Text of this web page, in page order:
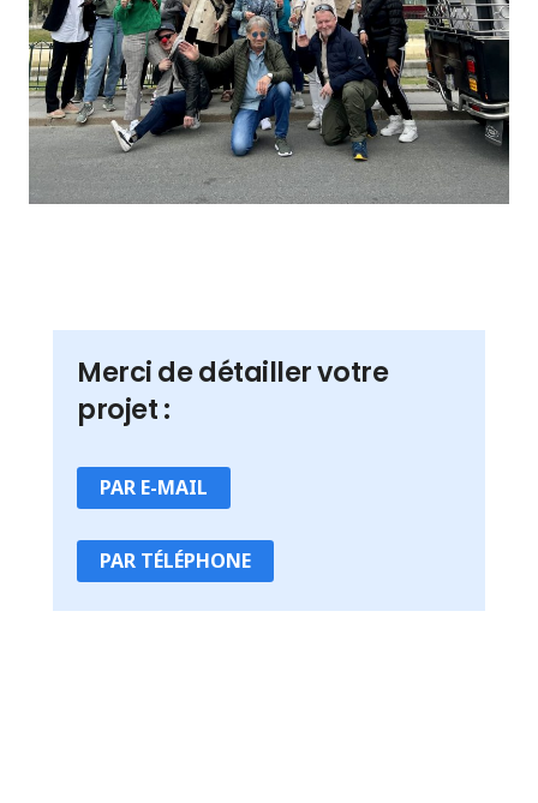
Merci de détailler votre
projet :
PAR E-MAIL
PAR TÉLÉPHONE